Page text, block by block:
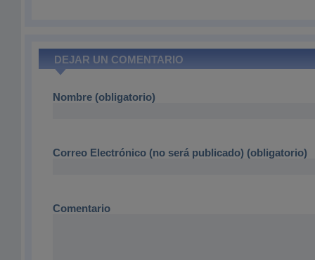
DEJAR UN COMENTARIO
Nombre (obligatorio)
Correo Electrónico (no será publicado) (obligatorio)
Comentario